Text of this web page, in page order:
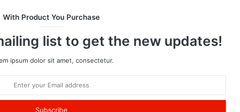
With Product You Purchase
list to get the new updates!
ipsum dolor sit amet, consectetur.